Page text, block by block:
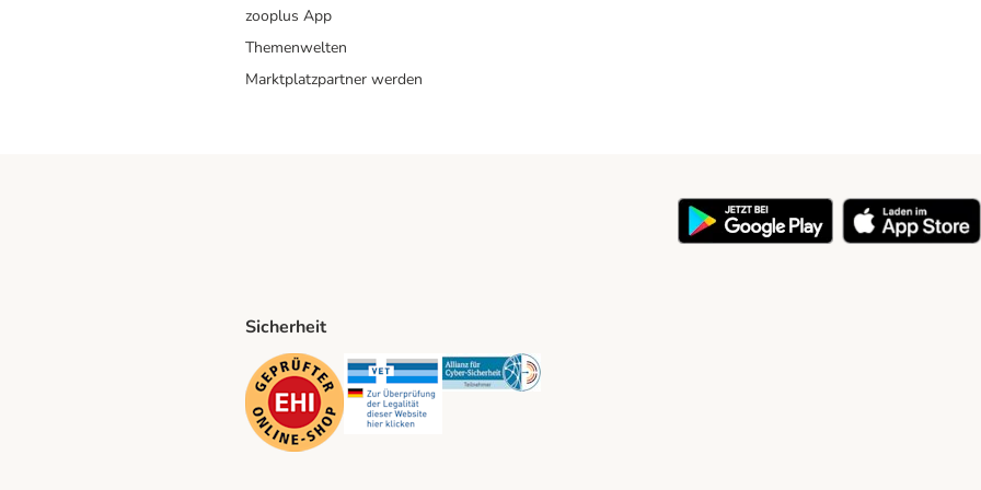
zooplus App
Themenwelten
Marktplatzpartner werden
Method
Sicherheit
Security Security Security